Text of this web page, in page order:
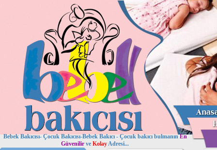
Bebek Bakıcısı- Çocuk Bakıcısı-Bebek Bakıcı - Çocuk bakıcı bulmanınEn
Güvenilir ve KolayAdresi...